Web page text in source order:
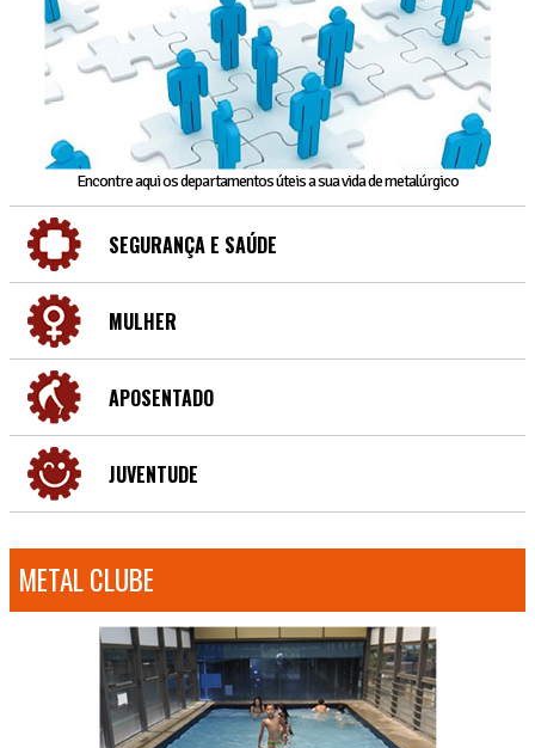
Encontre aqui os departamentos úteis a sua vida de metalúrgico
SEGURANÇA E SAÚDE
MULHER
APOSENTADO
JUVENTUDE
METAL CLUBE